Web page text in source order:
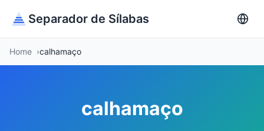
Separador de Sílabas
Home calhamaço
calhamaço